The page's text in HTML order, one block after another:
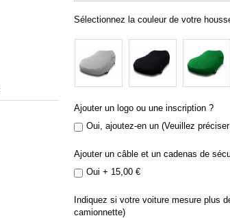
bache
Sélectionnez la couleur de votre
Ajouter un logo ou une inscription ?
Oui, ajoutez-en un (Veuillez
Ajouter un câble et un cadenas de
Oui + 15,00 €
Indiquez si votre voiture mesure plus
camionnette)